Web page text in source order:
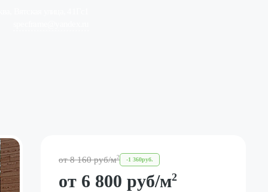
от8 160 руб/м2 -1 360руб.
от 6 800 руб/м2